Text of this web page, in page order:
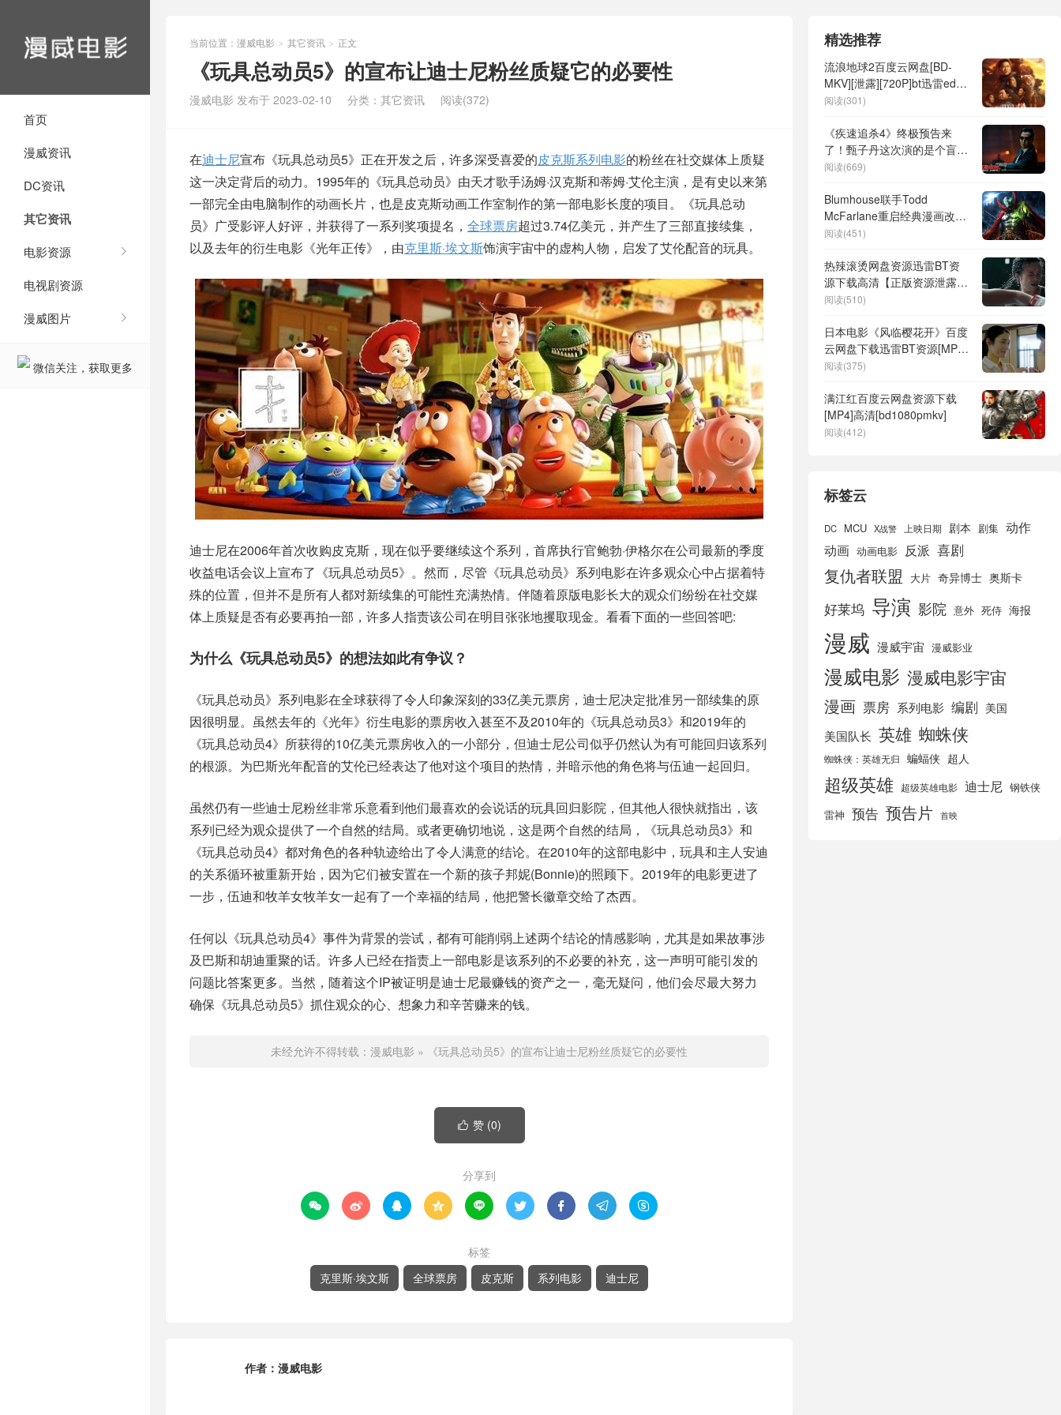
首页
漫威资讯
DC资讯
其它资讯
电影资源
电视剧资源
漫威图片
微信关注，获取更多
当前位置： 漫威电影 > 其它资讯 > 正文
《玩具总动员5》的宣布让迪士尼粉丝质疑它的必要性
漫威电影 发布于 2023-02-10 分类： 其它资讯 阅读(372)
在迪士尼宣布《玩具总动员5》正在开发之后，许多深受喜爱的皮克斯系列电影的粉丝在社交媒体上质疑
这一决定背后的动力。1995年的《玩具总动员》由天才歌手汤姆·汉克斯和蒂姆·艾伦主演，是有史以来第
一部完全由电脑制作的动画长片，也是皮克斯动画工作室制作的第一部电影长度的项目。《玩具总动
员》广受影评人好评，并获得了一系列奖项提名， 全球票房超过3.74亿美元，并产生了三部直接续集，
以及去年的衍生电影《光年正传》，由克里斯·埃文斯饰演宇宙中的虚构人物，启发了艾伦配音的玩具。
迪士尼在2006年首次收购皮克斯，现在似乎要继续这个系列，首席执行官鲍勃·伊格尔在公司最新的季度
收益电话会议上宣布了《玩具总动员5》。然而，尽管《玩具总动员》系列电影在许多观众心中占据着特
殊的位置，但并不是所有人都对新续集的可能性充满热情。伴随着原版电影长大的观众们纷纷在社交媒
体上质疑是否有必要再拍一部，许多人指责该公司在明目张张地攫取现金。看看下面的一些回答吧:
为什么《玩具总动员5》的想法如此有争议？
《玩具总动员》系列电影在全球获得了令人印象深刻的33亿美元票房，迪士尼决定批准另一部续集的原
因很明显。虽然去年的《光年》衍生电影的票房收入甚至不及2010年的《玩具总动员3》和2019年的
《玩具总动员4》所获得的10亿美元票房收入的一小部分，但迪士尼公司似乎仍然认为有可能回归该系列
的根源。为巴斯光年配音的艾伦已经表达了他对这个项目的热情，并暗示他的角色将与伍迪一起回归。
虽然仍有一些迪士尼粉丝非常乐意看到他们最喜欢的会说话的玩具回归影院，但其他人很快就指出，该
系列已经为观众提供了一个自然的结局。或者更确切地说，这是两个自然的结局，《玩具总动员3》和
《玩具总动员4》都对角色的各种轨迹给出了令人满意的结论。在2010年的这部电影中，玩具和主人安迪
的关系循环被重新开始，因为它们被安置在一个新的孩子邦妮(Bonnie)的照顾下。2019年的电影更进了
一步，伍迪和牧羊女牧羊女一起有了一个幸福的结局，他把警长徽章交给了杰西。
任何以《玩具总动员4》事件为背景的尝试，都有可能削弱上述两个结论的情感影响，尤其是如果故事涉
及巴斯和胡迪重聚的话。许多人已经在指责上一部电影是该系列的不必要的补充，这一声明可能引发的
问题比答案更多。当然，随着这个IP被证明是迪士尼最赚钱的资产之一，毫无疑问，他们会尽最大努力
确保《玩具总动员5》抓住观众的心、想象力和辛苦赚来的钱。
未经允许不得转载： 漫威电影 » 《玩具总动员5》的宣布让迪士尼粉丝质疑它的必要性
 赞 (0)
分享到
        
标签
克里斯·埃文斯
全球票房 皮克斯 系列电影 迪士尼
作者： 漫威电影
精选推荐
流浪地球2百度云网盘[BD-
MKV][泄露][720P]bt迅雷ed2k
下载
阅读(301)
《疾速追杀4》终极预告来
了！甄子丹这次演的是个盲人
杀手
阅读(669)
Blumhouse联手Todd
McFarlane重启经典漫画改编
电影《再生侠》
阅读(451)
热辣滚烫网盘资源迅雷BT资
源下载高清【正版资源泄露】
百度云
阅读(510)
日本电影《风临樱花开》百度
云网盘下载迅雷BT资源[MP4]
[HD1280p高清]
阅读(375)
满江红百度云网盘资源下载
[MP4]高清[bd1080pmkv]
阅读(412)
标签云
DC MCU X战警 上映日期 剧本 剧集 动作
动画 动画电影 反派 喜剧
复仇者联盟 大片 奇异博士 奥斯卡
好莱坞 导演 影院 意外 死侍 海报
漫威 漫威宇宙 漫威影业
漫威电影 漫威电影宇宙
漫画 票房 系列电影 编剧 美国
美国队长 英雄 蜘蛛侠
蜘蛛侠：英雄无归 蝙蝠侠 超人
超级英雄 超级英雄电影 迪士尼 钢铁侠
雷神 预告 预告片 首映